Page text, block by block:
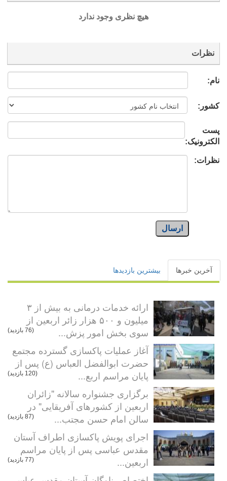
هیچ نظری وجود ندارد
نظرات
نام:
کشور:
پست
الکترونیک:
نظرات:
ارسال
آخرین خبرها بیشترین بازدیدها
ارائه خدمات درمانی به بیش از ۳
میلیون و ۵۰۰ هزار زائر اربعین از
سوی بخش امور پزش...
(76 بازدید)
آغاز عملیات پاکسازی گسترده مجتمع
حضرت ابوالفضل العباس (ع) پس از
پایان مراسم اربع...
(120 بازدید)
برگزاری جشنواره سالانه "زائران
اربعین از کشورهای آفریقایی" در
سالن امام حسن مجتب...
(87 بازدید)
اجرای پویش پاکسازی اطراف آستان
مقدس عباسی پس از پایان مراسم
اربعین...
(77 بازدید)